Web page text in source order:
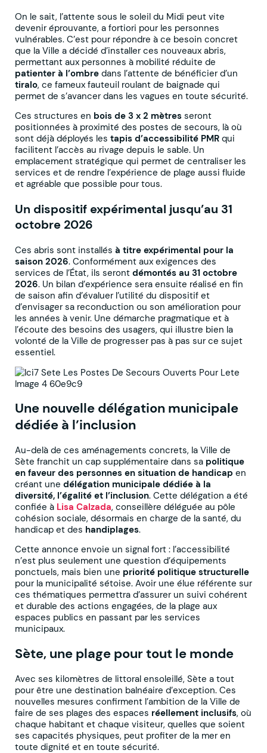
On le sait, l’attente sous le soleil du Midi peut vite
devenir éprouvante, a fortiori pour les personnes
vulnérables. C’est pour répondre à ce besoin concret
que la Ville a décidé d’installer ces nouveaux abris,
permettant aux personnes à mobilité réduite de
patienter à l’ombre dans l’attente de bénéficier d’un
tiralo, ce fameux fauteuil roulant de baignade qui
permet de s’avancer dans les vagues en toute sécurité.
Ces structures en bois de 3 x 2 mètres seront
positionnées à proximité des postes de secours, là où
sont déjà déployés les tapis d’accessibilité PMR qui
facilitent l’accès au rivage depuis le sable. Un
emplacement stratégique qui permet de centraliser les
services et de rendre l’expérience de plage aussi fluide
et agréable que possible pour tous.
Un dispositif expérimental jusqu’au 31
octobre 2026
Ces abris sont installés à titre expérimental pour la
saison 2026. Conformément aux exigences des
services de l’État, ils seront démontés au 31 octobre
2026. Un bilan d’expérience sera ensuite réalisé en fin
de saison afin d’évaluer l’utilité du dispositif et
d’envisager sa reconduction ou son amélioration pour
les années à venir. Une démarche pragmatique et à
l’écoute des besoins des usagers, qui illustre bien la
volonté de la Ville de progresser pas à pas sur ce sujet
essentiel.
Une nouvelle délégation municipale
dédiée à l’inclusion
Au-delà de ces aménagements concrets, la Ville de
Sète franchit un cap supplémentaire dans sa politique
en faveur des personnes en situation de handicap en
créant une délégation municipale dédiée à la
diversité, l’égalité et l’inclusion. Cette délégation a été
confiée à Lisa Calzada, conseillère déléguée au pôle
cohésion sociale, désormais en charge de la santé, du
handicap et des handiplages.
Cette annonce envoie un signal fort : l’accessibilité
n’est plus seulement une question d’équipements
ponctuels, mais bien une priorité politique structurelle
pour la municipalité sétoise. Avoir une élue référente sur
ces thématiques permettra d’assurer un suivi cohérent
et durable des actions engagées, de la plage aux
espaces publics en passant par les services
municipaux.
Sète, une plage pour tout le monde
Avec ses kilomètres de littoral ensoleillé, Sète a tout
pour être une destination balnéaire d’exception. Ces
nouvelles mesures confirment l’ambition de la Ville de
faire de ses plages des espaces réellement inclusifs, où
chaque habitant et chaque visiteur, quelles que soient
ses capacités physiques, peut profiter de la mer en
toute dignité et en toute sécurité.